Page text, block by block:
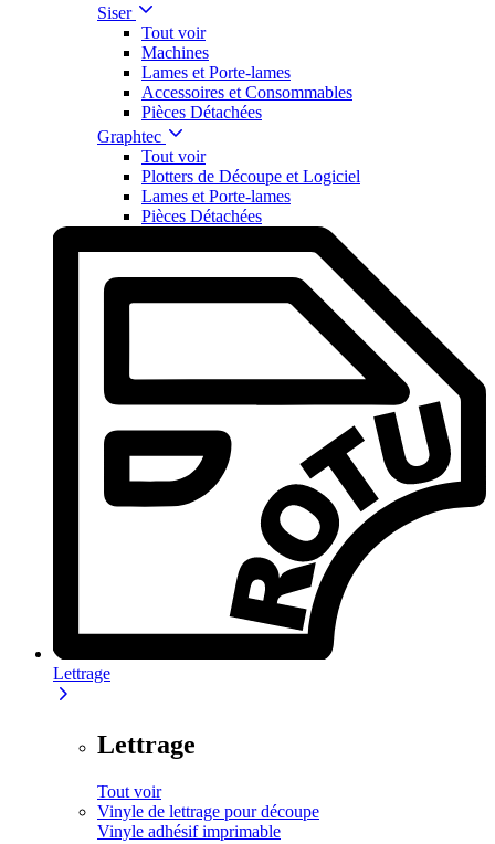
Siser
Tout voir
Machines
Lames et Porte-lames
Accessoires et Consommables
Pièces Détachées
Graphtec
Tout voir
Plotters de Découpe et Logiciel
Lames et Porte-lames
Pièces Détachées
Lettrage
Lettrage
Tout voir
Vinyle de lettrage pour découpe
Vinyle adhésif imprimable